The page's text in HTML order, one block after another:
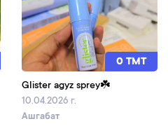
0 TMT
Glister agyz sprey☘️
10.04.2026 г.
Ашгабат